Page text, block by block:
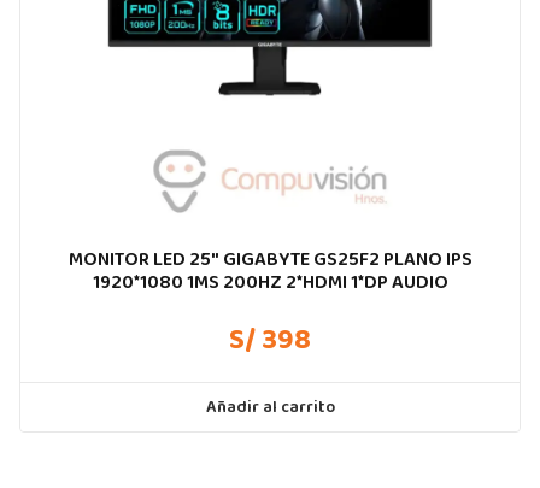
MONITOR LED 25″ GIGABYTE GS25F2 PLANO IPS
1920*1080 1MS 200HZ 2*HDMI 1*DP AUDIO
S/ 398
Añadir al carrito